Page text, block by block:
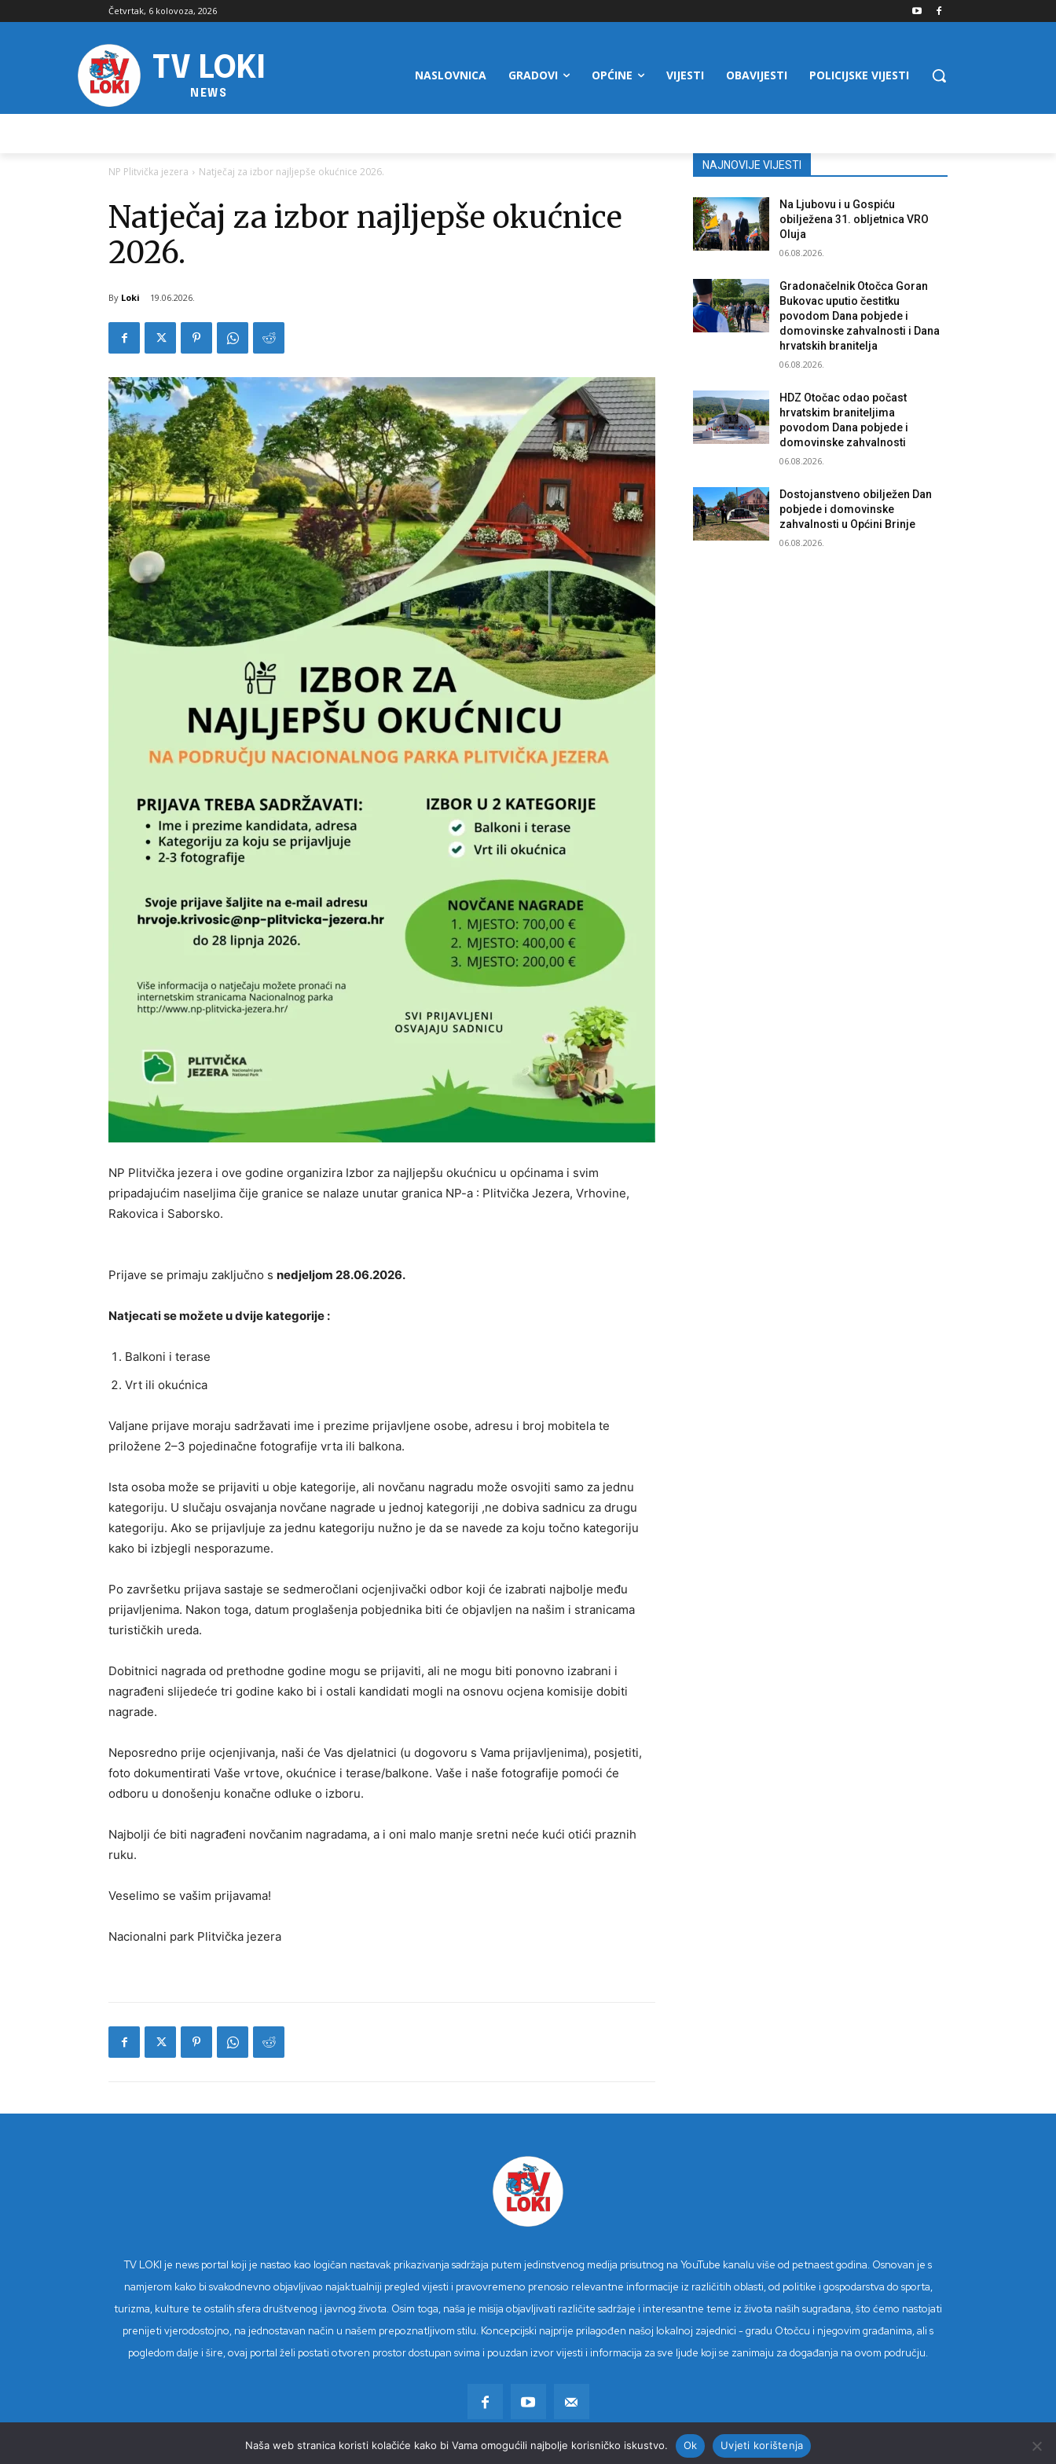
Četvrtak, 6 kolovoza, 2026
TV LOKI
NEWS
NASLOVNICA GRADOVI OPĆINE VIJESTI OBAVIJESTI POLICIJSKE VIJESTI
NP Plitvička jezera Natječaj za izbor najljepše okućnice 2026.
Natječaj za izbor najljepše okućnice
2026.
By Loki 19.06.2026.
NP Plitvička jezera i ove godine organizira Izbor za najljepšu okućnicu u općinama i svim
pripadajućim naseljima čije granice se nalaze unutar granica NP-a : Plitvička Jezera, Vrhovine,
Rakovica i Saborsko.
Prijave se primaju zaključno s nedjeljom 28.06.2026.
Natjecati se možete u dvije kategorije :
Balkoni i terase
Vrt ili okućnica
Valjane prijave moraju sadržavati ime i prezime prijavljene osobe, adresu i broj mobitela te
priložene 2–3 pojedinačne fotografije vrta ili balkona.
Ista osoba može se prijaviti u obje kategorije, ali novčanu nagradu može osvojiti samo za jednu
kategoriju. U slučaju osvajanja novčane nagrade u jednoj kategoriji ,ne dobiva sadnicu za drugu
kategoriju. Ako se prijavljuje za jednu kategoriju nužno je da se navede za koju točno kategoriju
kako bi izbjegli nesporazume.
Po završetku prijava sastaje se sedmeročlani ocjenjivački odbor koji će izabrati najbolje među
prijavljenima. Nakon toga, datum proglašenja pobjednika biti će objavljen na našim i stranicama
turističkih ureda.
Dobitnici nagrada od prethodne godine mogu se prijaviti, ali ne mogu biti ponovno izabrani i
nagrađeni slijedeće tri godine kako bi i ostali kandidati mogli na osnovu ocjena komisije dobiti
nagrade.
Neposredno prije ocjenjivanja, naši će Vas djelatnici (u dogovoru s Vama prijavljenima), posjetiti,
foto dokumentirati Vaše vrtove, okućnice i terase/balkone. Vaše i naše fotografije pomoći će
odboru u donošenju konačne odluke o izboru.
Najbolji će biti nagrađeni novčanim nagradama, a i oni malo manje sretni neće kući otići praznih
ruku.
Veselimo se vašim prijavama!
Nacionalni park Plitvička jezera
NAJNOVIJE VIJESTI
Na Ljubovu i u Gospiću
obilježena 31. obljetnica VRO
Oluja
06.08.2026.
Gradonačelnik Otočca Goran
Bukovac uputio čestitku
povodom Dana pobjede i
domovinske zahvalnosti i Dana
hrvatskih branitelja
06.08.2026.
HDZ Otočac odao počast
hrvatskim braniteljima
povodom Dana pobjede i
domovinske zahvalnosti
06.08.2026.
Dostojanstveno obilježen Dan
pobjede i domovinske
zahvalnosti u Općini Brinje
06.08.2026.
TV LOKI je news portal koji je nastao kao logičan nastavak prikazivanja sadržaja putem jedinstvenog medija prisutnog na YouTube kanalu više od petnaest godina. Osnovan je s
namjerom kako bi svakodnevno objavljivao najaktualniji pregled vijesti i pravovremeno prenosio relevantne informacije iz različitih oblasti, od politike i gospodarstva do sporta,
turizma, kulture te ostalih sfera društvenog i javnog života. Osim toga, naša je misija objavljivati različite sadržaje i interesantne teme iz života naših sugrađana, što ćemo nastojati
prenijeti vjerodostojno, na jednostavan način u našem prepoznatljivom stilu. Koncepcijski najprije prilagođen našoj lokalnoj zajednici - gradu Otočcu i njegovim građanima, ali s
pogledom dalje i šire, ovaj portal želi postati otvoren prostor dostupan svima i pouzdan izvor vijesti i informacija za sve ljude koji se zanimaju za događanja na ovom području.
Kontakt
Naša web stranica koristi kolačiće kako bi Vama omogućili najbolje korisničko iskustvo. Ok Uvjeti korištenja